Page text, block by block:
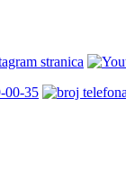
00-35